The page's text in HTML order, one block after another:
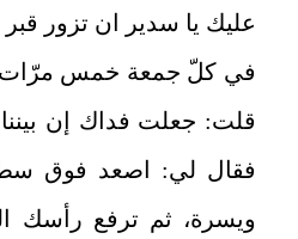
عليك يا سدير ان تزور
في كلّ جمعة خمس
قلت: جعلت فداك إن بيننا
فقال لي: اصعد فوق
ويسرة، ثم ترفع رأسك